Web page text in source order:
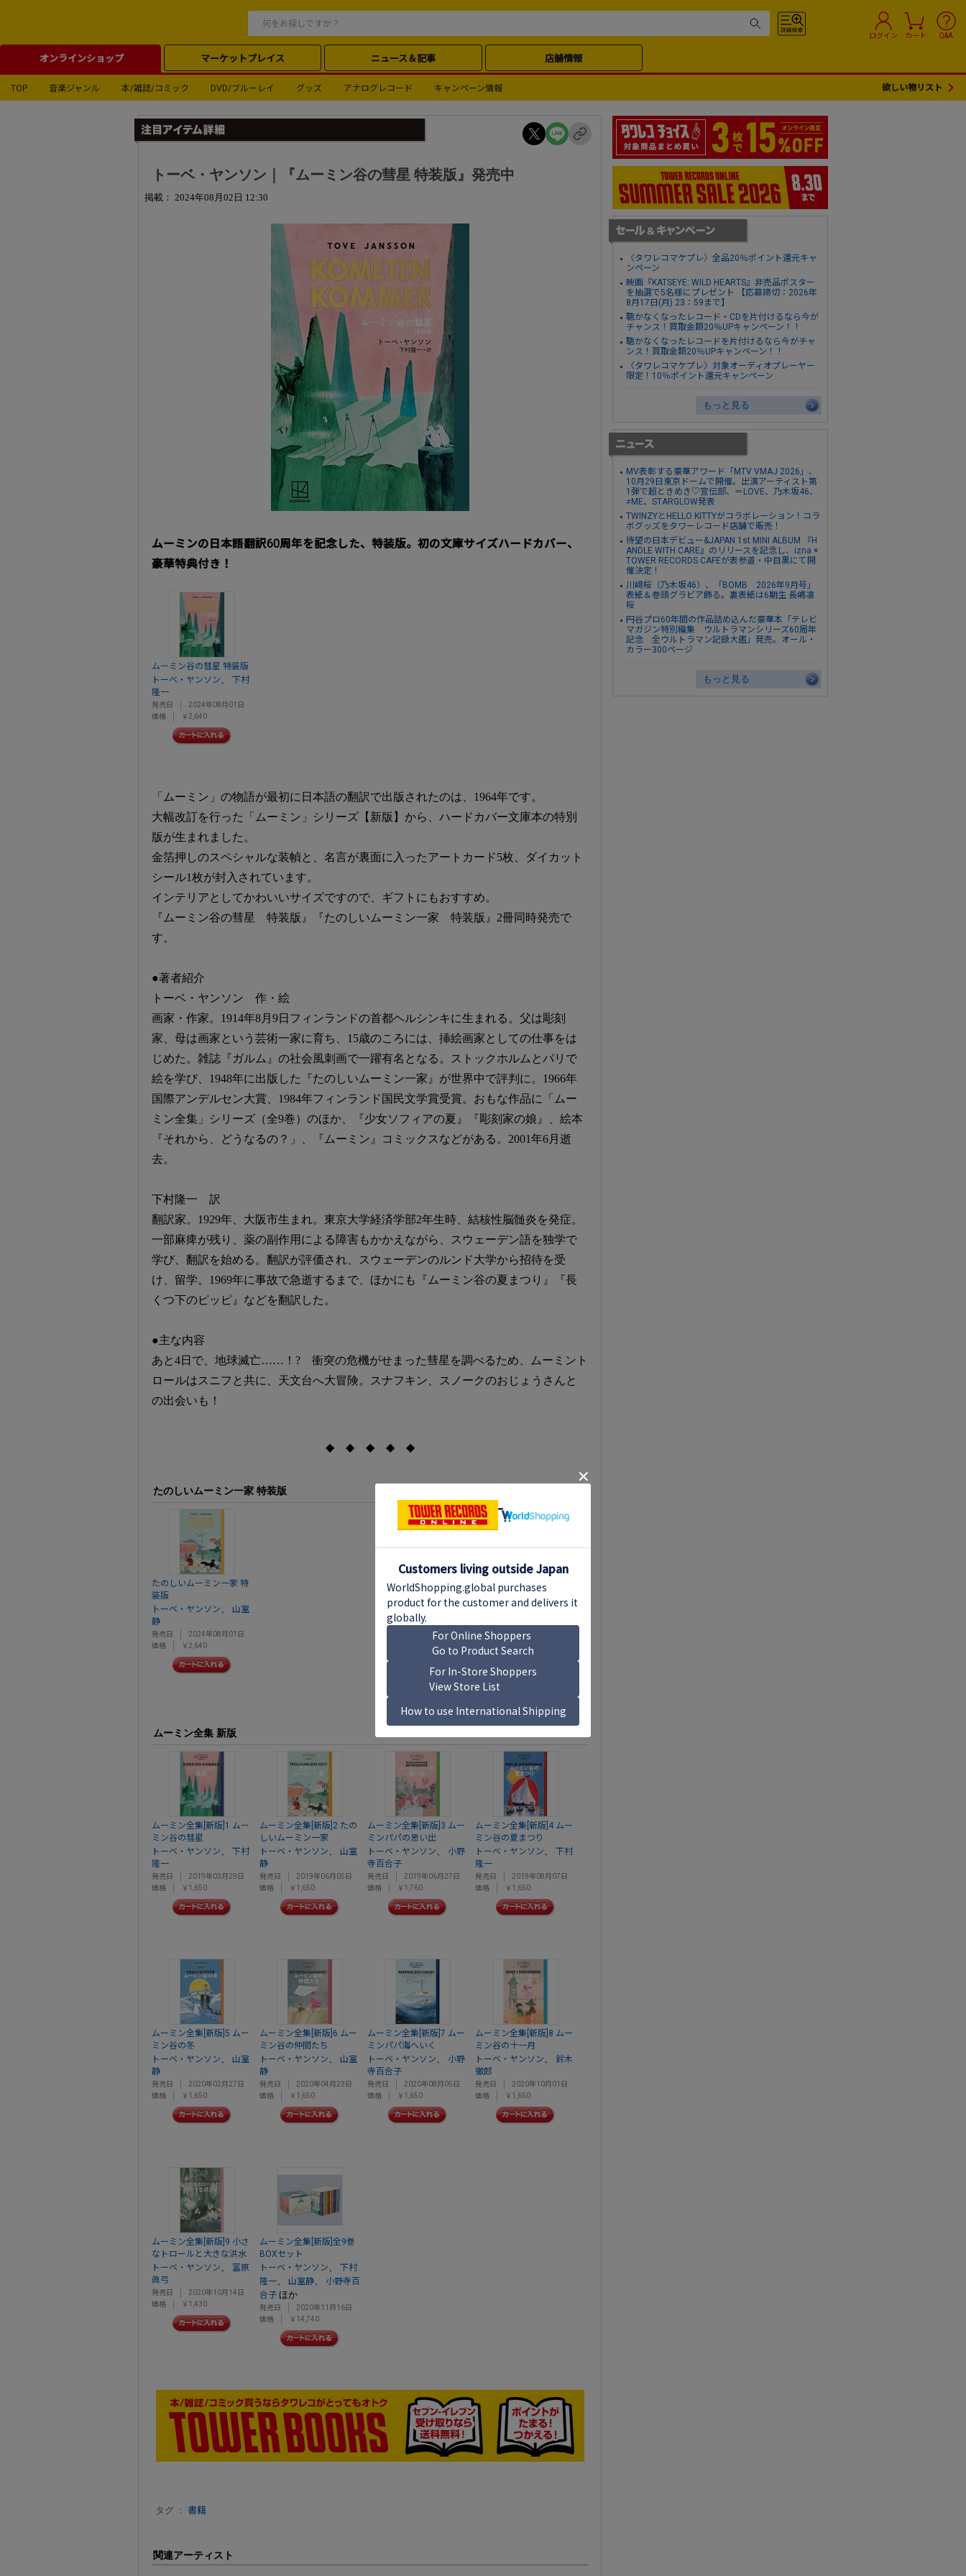
ログイン カート Q&A
オンラインショップ マーケットプレイス ニュース＆記事 店舗情報
TOP 音楽ジャンル 本/雑誌/コミック DVD/ブルーレイ グッズ アナログレコード キャンペーン情報 欲しい物リスト
トーベ・ヤンソン｜『ムーミン谷の彗星 特装版』発売中
掲載： 2024年08月02日 12:30
ムーミンの日本語翻訳60周年を記念した、特装版。初の文庫サイズハードカバー、
豪華特典付き！
ムーミン谷の彗星 特装版
トーベ・ヤンソン
下村
隆一
発売日
2024年08月01日
価格
￥2,640
「ムーミン」の物語が最初に日本語の翻訳で出版されたのは、1964年です。
大幅改訂を行った「ムーミン」シリーズ【新版】から、ハードカバー文庫本の特別
版が生まれました。
金箔押しのスペシャルな装幀と、名言が裏面に入ったアートカード5枚、ダイカット
シール1枚が封入されています。
インテリアとしてかわいいサイズですので、ギフトにもおすすめ。
『ムーミン谷の彗星 特装版』『たのしいムーミン一家 特装版』2冊同時発売で
す。
●著者紹介
トーベ・ヤンソン 作・絵
画家・作家。1914年8月9日フィンランドの首都ヘルシンキに生まれる。父は彫刻
家、母は画家という芸術一家に育ち、15歳のころには、挿絵画家としての仕事をは
じめた。雑誌『ガルム』の社会風刺画で一躍有名となる。ストックホルムとパリで
絵を学び、1948年に出版した『たのしいムーミン一家』が世界中で評判に。1966年
国際アンデルセン大賞、1984年フィンランド国民文学賞受賞。おもな作品に「ムー
ミン全集」シリーズ（全9巻）のほか、『少女ソフィアの夏』『彫刻家の娘』、絵本
『それから、どうなるの？」、『ムーミン』コミックスなどがある。2001年6月逝
去。
下村隆一 訳
翻訳家。1929年、大阪市生まれ。東京大学経済学部2年生時、結核性脳髄炎を発症。
一部麻痺が残り、薬の副作用による障害もかかえながら、スウェーデン語を独学で
学び、翻訳を始める。翻訳が評価され、スウェーデンのルンド大学から招待を受
け、留学。1969年に事故で急逝するまで、ほかにも『ムーミン谷の夏まつり』『長
くつ下のピッピ』などを翻訳した。
●主な内容
あと4日で、地球滅亡……！? 衝突の危機がせまった彗星を調べるため、ムーミント
ロールはスニフと共に、天文台へ大冒険。スナフキン、スノークのおじょうさんと
の出会いも！
◆ ◆ ◆ ◆ ◆
たのしいムーミン一家 特装版
たのしいムーミン一家 特
装版
トーベ・ヤンソン
山室
静
発売日
2024年08月01日
価格
￥2,640
ムーミン全集 新版
ムーミン全集[新版]1 ムー
ミン谷の彗星
トーベ・ヤンソン
下村
隆一
発売日
2019年03月29日
価格
￥1,650
ムーミン全集[新版]2 たの
しいムーミン一家
トーベ・ヤンソン
山室
静
発売日
2019年06月05日
価格
￥1,650
ムーミン全集[新版]3 ムー
ミンパパの思い出
トーベ・ヤンソン
小野
寺百合子
発売日
2019年06月27日
価格
￥1,760
ムーミン全集[新版]4 ムー
ミン谷の夏まつり
トーベ・ヤンソン
下村
隆一
発売日
2019年08月07日
価格
￥1,650
ムーミン全集[新版]5 ムー
ミン谷の冬
トーベ・ヤンソン、 山室
静
発売日
2020年02月27日
価格
￥1,650
ムーミン全集[新版]6 ムー
ミン谷の仲間たち
トーベ・ヤンソン、 山室
静
発売日
2020年04月23日
価格
￥1,650
ムーミン全集[新版]7 ムー
ミンパパ海へいく
トーベ・ヤンソン、
小野
寺百合子
発売日
2020年08月05日
価格
￥1,650
ムーミン全集[新版]8 ムー
ミン谷の十一月
トーベ・ヤンソン、
鈴木
徹郎
発売日
2020年10月01日
価格
￥1,650
ムーミン全集[新版]9 小さ
なトロールと大きな洪水
トーベ・ヤンソン
冨原
眞弓
発売日
2020年10月14日
価格
￥1,430
ムーミン全集[新版]全9巻
BOXセット
トーベ・ヤンソン
下村
隆一
山室静
小野寺百
合子 ほか
発売日
2020年11月16日
価格
￥14,740
タグ ： 書籍
関連アーティスト
〈タワレコマケプレ〉全品20％ポイント還元キャ
ンペーン
映画『KATSEYE: WILD HEARTS』非売品ポスター
を抽選で5名様にプレゼント 【応募締切：2026年
8月17日(月) 23：59まで】
聴かなくなったレコード・CDを片付けるなら今が
チャンス！買取金額20％UPキャンペーン！！
聴かなくなったレコードを片付けるなら今がチャ
ンス！買取金額20％UPキャンペーン！！
〈タワレコマケプレ〉対象オーディオプレーヤー
限定！10％ポイント還元キャンペーン
もっと見る
MV表彰する豪華アワード「MTV VMAJ 2026」、
10月29日東京ドームで開催。出演アーティスト第
1弾で超ときめき♡宣伝部、＝LOVE、乃木坂46、
≠ME、STARGLOW発表
TWINZYとHELLO KITTYがコラボレーション！コラ
ボグッズをタワーレコード店舗で販売！
待望の日本デビュー&JAPAN 1st MINI ALBUM 『H
ANDLE WITH CARE』のリリースを記念し、izna ×
TOWER RECORDS CAFEが表参道・中目黒にて開
催決定！
川﨑桜（乃木坂46）、「BOMB 2026年9月号」
表紙＆巻頭グラビア飾る。裏表紙は6期生 長嶋凛
桜
円谷プロ60年間の作品詰め込んだ豪華本「テレビ
マガジン特別編集 ウルトラマンシリーズ60周年
記念 全ウルトラマン記録大鑑」発売。オール・
カラー300ページ
もっと見る